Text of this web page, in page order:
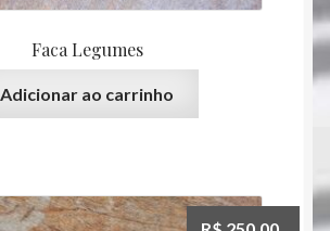
Faca Legumes
Adicionar ao carrinho